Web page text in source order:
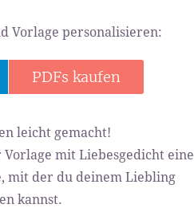
Vorlage personalisieren:
PDFs kaufen
leicht gemacht!
mit Liebesgedicht eine
mit der du deinem Liebling
kannst.